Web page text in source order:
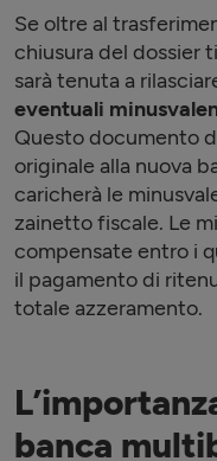
Se oltre al
chiusura del dossier
sarà tenuta a
eventuali
Questo documento
originale alla nuova
caricherà le
zainetto fiscale. Le
compensate entro i
il pagamento di
totale azzeramento.
banca